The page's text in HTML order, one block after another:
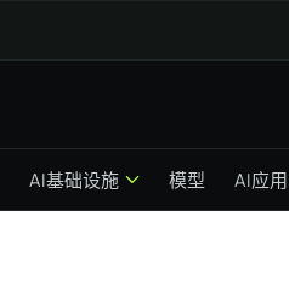
AI基础设施 模型 AI应用